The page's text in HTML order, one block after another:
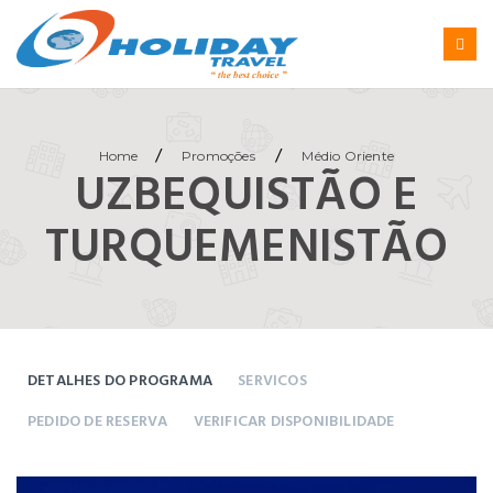
Home / Promoções / Médio Oriente
UZBEQUISTÃO E
TURQUEMENISTÃO
DETALHES DO PROGRAMA
SERVICOS
PEDIDO DE RESERVA
VERIFICAR DISPONIBILIDADE